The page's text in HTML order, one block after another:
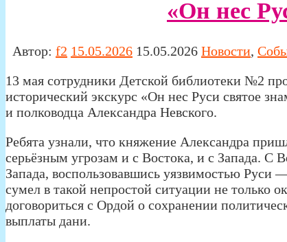
«Он нес
Автор: f2 15.05.2026 15.05.2026 Новости,
13 мая сотрудники Детской библиотеки №2
исторический экскурс «Он нес Руси святое
и полководца Александра Невского.
Ребята узнали, что княжение Александра
серьёзным угрозам и с Востока, и с Запада. С
Запада, воспользовавшись уязвимостью
сумел в такой непростой ситуации не только
договориться с Ордой о сохранении
выплаты дани.